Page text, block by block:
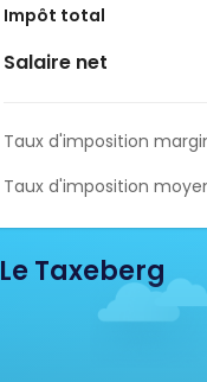
Impôt total
Salaire net
Taux d'imposition
Taux d'imposition
Le Taxeberg